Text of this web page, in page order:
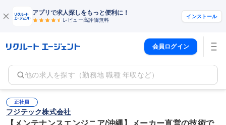
アプリで求人探しをもっと便利に！
レビュー高評価無料
インストール
会員ログイン
他の求人を探す（勤務地 職種 年収など）
正社員
フジテック株式会社
【メンテナンスエンジニア/沖縄】メーカー直営の技術で